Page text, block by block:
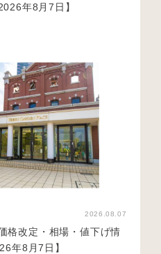
年8月7日】
2026.08.07
格改定・相場・値下げ情
年8月7日】